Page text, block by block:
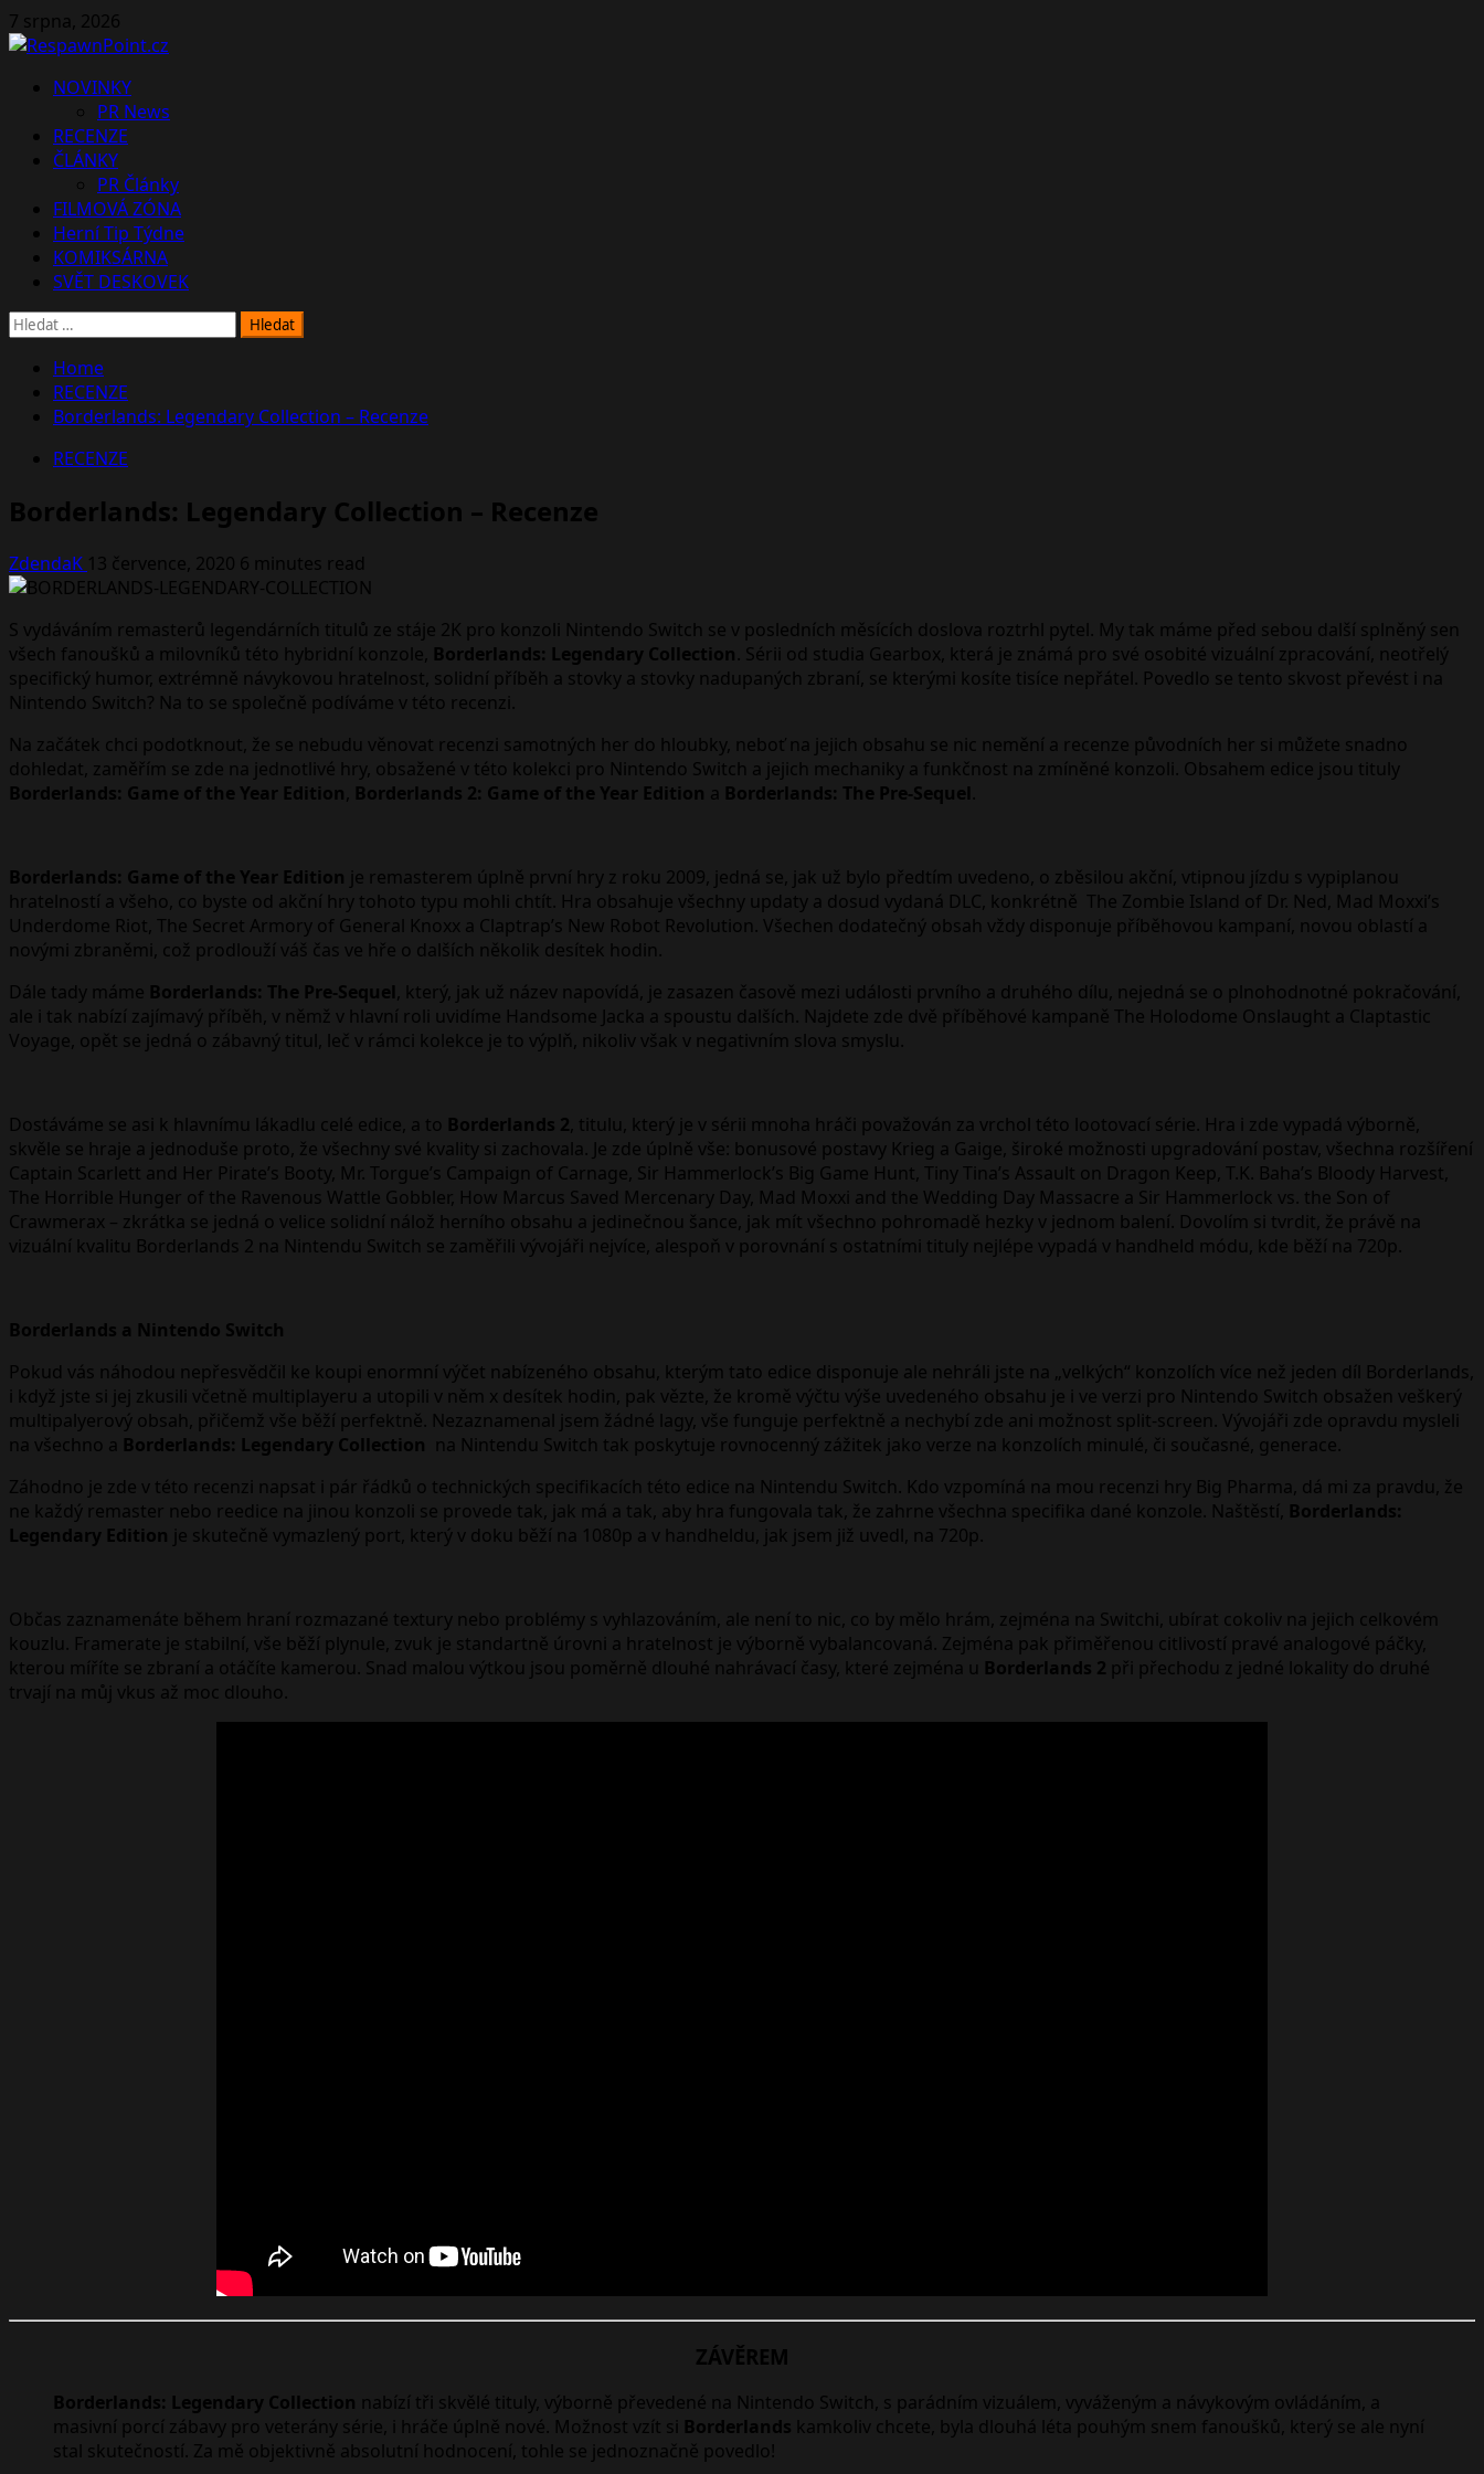
Skip
to
7 srpna, 2026
PrimaryNOVINKY
PR News
RECENZE
ČLÁNKY
PR Články
FILMOVÁ ZÓNA
Herní Tip Týdne
KOMIKSÁRNA
SVĚT DESKOVEK
Vyhledávání
Home
RECENZE
Borderlands: Legendary Collection – Recenze
RECENZE
Borderlands: Legendary Collection – Recenze
ZdendaK 13 července, 2020 6 minutes read
S vydáváním remasterů legendárních titulů ze stáje 2K pro konzoli Nintendo Switch se v posledních měsících doslova roztrhl pytel. My tak máme před sebou další splněný sen
všech fanoušků a milovníků této hybridní konzole, Borderlands: Legendary Collection. Sérii od studia Gearbox, která je známá pro své osobité vizuální zpracování, neotřelý
specifický humor, extrémně návykovou hratelnost, solidní příběh a stovky a stovky nadupaných zbraní, se kterými kosíte tisíce nepřátel. Povedlo se tento skvost převést i na
Nintendo Switch? Na to se společně podíváme v této recenzi.
Na začátek chci podotknout, že se nebudu věnovat recenzi samotných her do hloubky, neboť na jejich obsahu se nic nemění a recenze původních her si můžete snadno
dohledat, zaměřím se zde na jednotlivé hry, obsažené v této kolekci pro Nintendo Switch a jejich mechaniky a funkčnost na zmíněné konzoli. Obsahem edice jsou tituly
Borderlands: Game of the Year Edition, Borderlands 2: Game of the Year Edition a Borderlands: The Pre-Sequel.
Borderlands: Game of the Year Edition je remasterem úplně první hry z roku 2009, jedná se, jak už bylo předtím uvedeno, o zběsilou akční, vtipnou jízdu s vypiplanou
hratelností a všeho, co byste od akční hry tohoto typu mohli chtít. Hra obsahuje všechny updaty a dosud vydaná DLC, konkrétně The Zombie Island of Dr. Ned, Mad Moxxi’s
Underdome Riot, The Secret Armory of General Knoxx a Claptrap’s New Robot Revolution. Všechen dodatečný obsah vždy disponuje příběhovou kampaní, novou oblastí a
novými zbraněmi, což prodlouží váš čas ve hře o dalších několik desítek hodin.
Dále tady máme Borderlands: The Pre-Sequel, který, jak už název napovídá, je zasazen časově mezi události prvního a druhého dílu, nejedná se o plnohodnotné pokračování,
ale i tak nabízí zajímavý příběh, v němž v hlavní roli uvidíme Handsome Jacka a spoustu dalších. Najdete zde dvě příběhové kampaně The Holodome Onslaught a Claptastic
Voyage, opět se jedná o zábavný titul, leč v rámci kolekce je to výplň, nikoliv však v negativním slova smyslu.
Dostáváme se asi k hlavnímu lákadlu celé edice, a to Borderlands 2, titulu, který je v sérii mnoha hráči považován za vrchol této lootovací série. Hra i zde vypadá výborně,
skvěle se hraje a jednoduše proto, že všechny své kvality si zachovala. Je zde úplně vše: bonusové postavy Krieg a Gaige, široké možnosti upgradování postav, všechna rozšíření
Captain Scarlett and Her Pirate’s Booty, Mr. Torgue’s Campaign of Carnage, Sir Hammerlock’s Big Game Hunt, Tiny Tina’s Assault on Dragon Keep, T.K. Baha’s Bloody Harvest,
The Horrible Hunger of the Ravenous Wattle Gobbler, How Marcus Saved Mercenary Day, Mad Moxxi and the Wedding Day Massacre a Sir Hammerlock vs. the Son of
Crawmerax – zkrátka se jedná o velice solidní nálož herního obsahu a jedinečnou šance, jak mít všechno pohromadě hezky v jednom balení. Dovolím si tvrdit, že právě na
vizuální kvalitu Borderlands 2 na Nintendu Switch se zaměřili vývojáři nejvíce, alespoň v porovnání s ostatními tituly nejlépe vypadá v handheld módu, kde běží na 720p.
Borderlands a Nintendo Switch
Pokud vás náhodou nepřesvědčil ke koupi enormní výčet nabízeného obsahu, kterým tato edice disponuje ale nehráli jste na „velkých“ konzolích více než jeden díl Borderlands,
i když jste si jej zkusili včetně multiplayeru a utopili v něm x desítek hodin, pak vězte, že kromě výčtu výše uvedeného obsahu je i ve verzi pro Nintendo Switch obsažen veškerý
multipalyerový obsah, přičemž vše běží perfektně. Nezaznamenal jsem žádné lagy, vše funguje perfektně a nechybí zde ani možnost split-screen. Vývojáři zde opravdu mysleli
na všechno a Borderlands: Legendary Collection na Nintendu Switch tak poskytuje rovnocenný zážitek jako verze na konzolích minulé, či současné, generace.
Záhodno je zde v této recenzi napsat i pár řádků o technických specifikacích této edice na Nintendu Switch. Kdo vzpomíná na mou recenzi hry Big Pharma, dá mi za pravdu, že
ne každý remaster nebo reedice na jinou konzoli se provede tak, jak má a tak, aby hra fungovala tak, že zahrne všechna specifika dané konzole. Naštěstí, Borderlands:
Legendary Edition je skutečně vymazlený port, který v doku běží na 1080p a v handheldu, jak jsem již uvedl, na 720p.
Občas zaznamenáte během hraní rozmazané textury nebo problémy s vyhlazováním, ale není to nic, co by mělo hrám, zejména na Switchi, ubírat cokoliv na jejich celkovém
kouzlu. Framerate je stabilní, vše běží plynule, zvuk je standartně úrovni a hratelnost je výborně vybalancovaná. Zejména pak přiměřenou citlivostí pravé analogové páčky,
kterou míříte se zbraní a otáčíte kamerou. Snad malou výtkou jsou poměrně dlouhé nahrávací časy, které zejména u Borderlands 2 při přechodu z jedné lokality do druhé
trvají na můj vkus až moc dlouho.
ZÁVĚREM
Borderlands: Legendary Collection nabízí tři skvělé tituly, výborně převedené na Nintendo Switch, s parádním vizuálem, vyváženým a návykovým ovládáním, a
masivní porcí zábavy pro veterány série, i hráče úplně nové. Možnost vzít si Borderlands kamkoliv chcete, byla dlouhá léta pouhým snem fanoušků, který se ale nyní
stal skutečností. Za mě objektivně absolutní hodnocení, tohle se jednoznačně povedlo!